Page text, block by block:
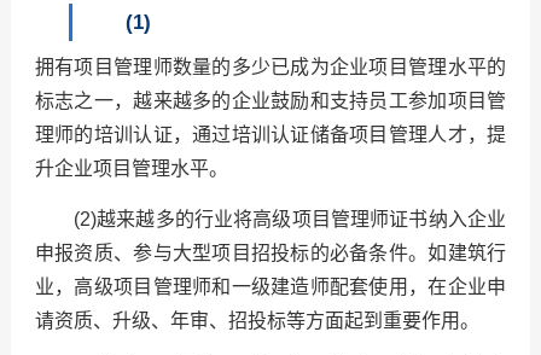
(1)
拥有项目管理师数量的多少已成为企业项目管理水平的
标志之一，越来越多的企业鼓励和支持员工参加项目管
理师的培训认证，通过培训认证储备项目管理人才，提
升企业项目管理水平。
(2)越来越多的行业将高级项目管理师证书纳入企业
申报资质、参与大型项目招投标的必备条件。如建筑行
业，高级项目管理师和一级建造师配套使用，在企业申
请资质、升级、年审、招投标等方面起到重要作用。